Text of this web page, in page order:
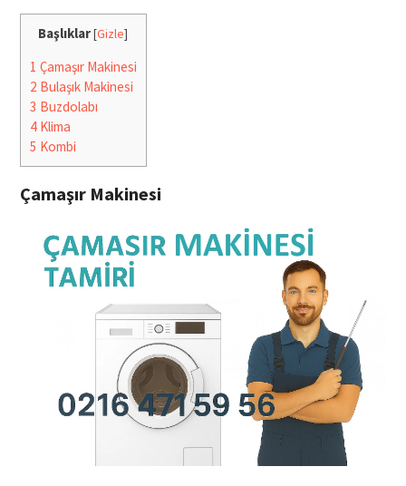
Başlıklar[Gizle]
1 Çamaşır Makinesi
2 Bulaşık Makinesi
3 Buzdolabı
4Klima
5 Kombi
Çamaşır Makinesi